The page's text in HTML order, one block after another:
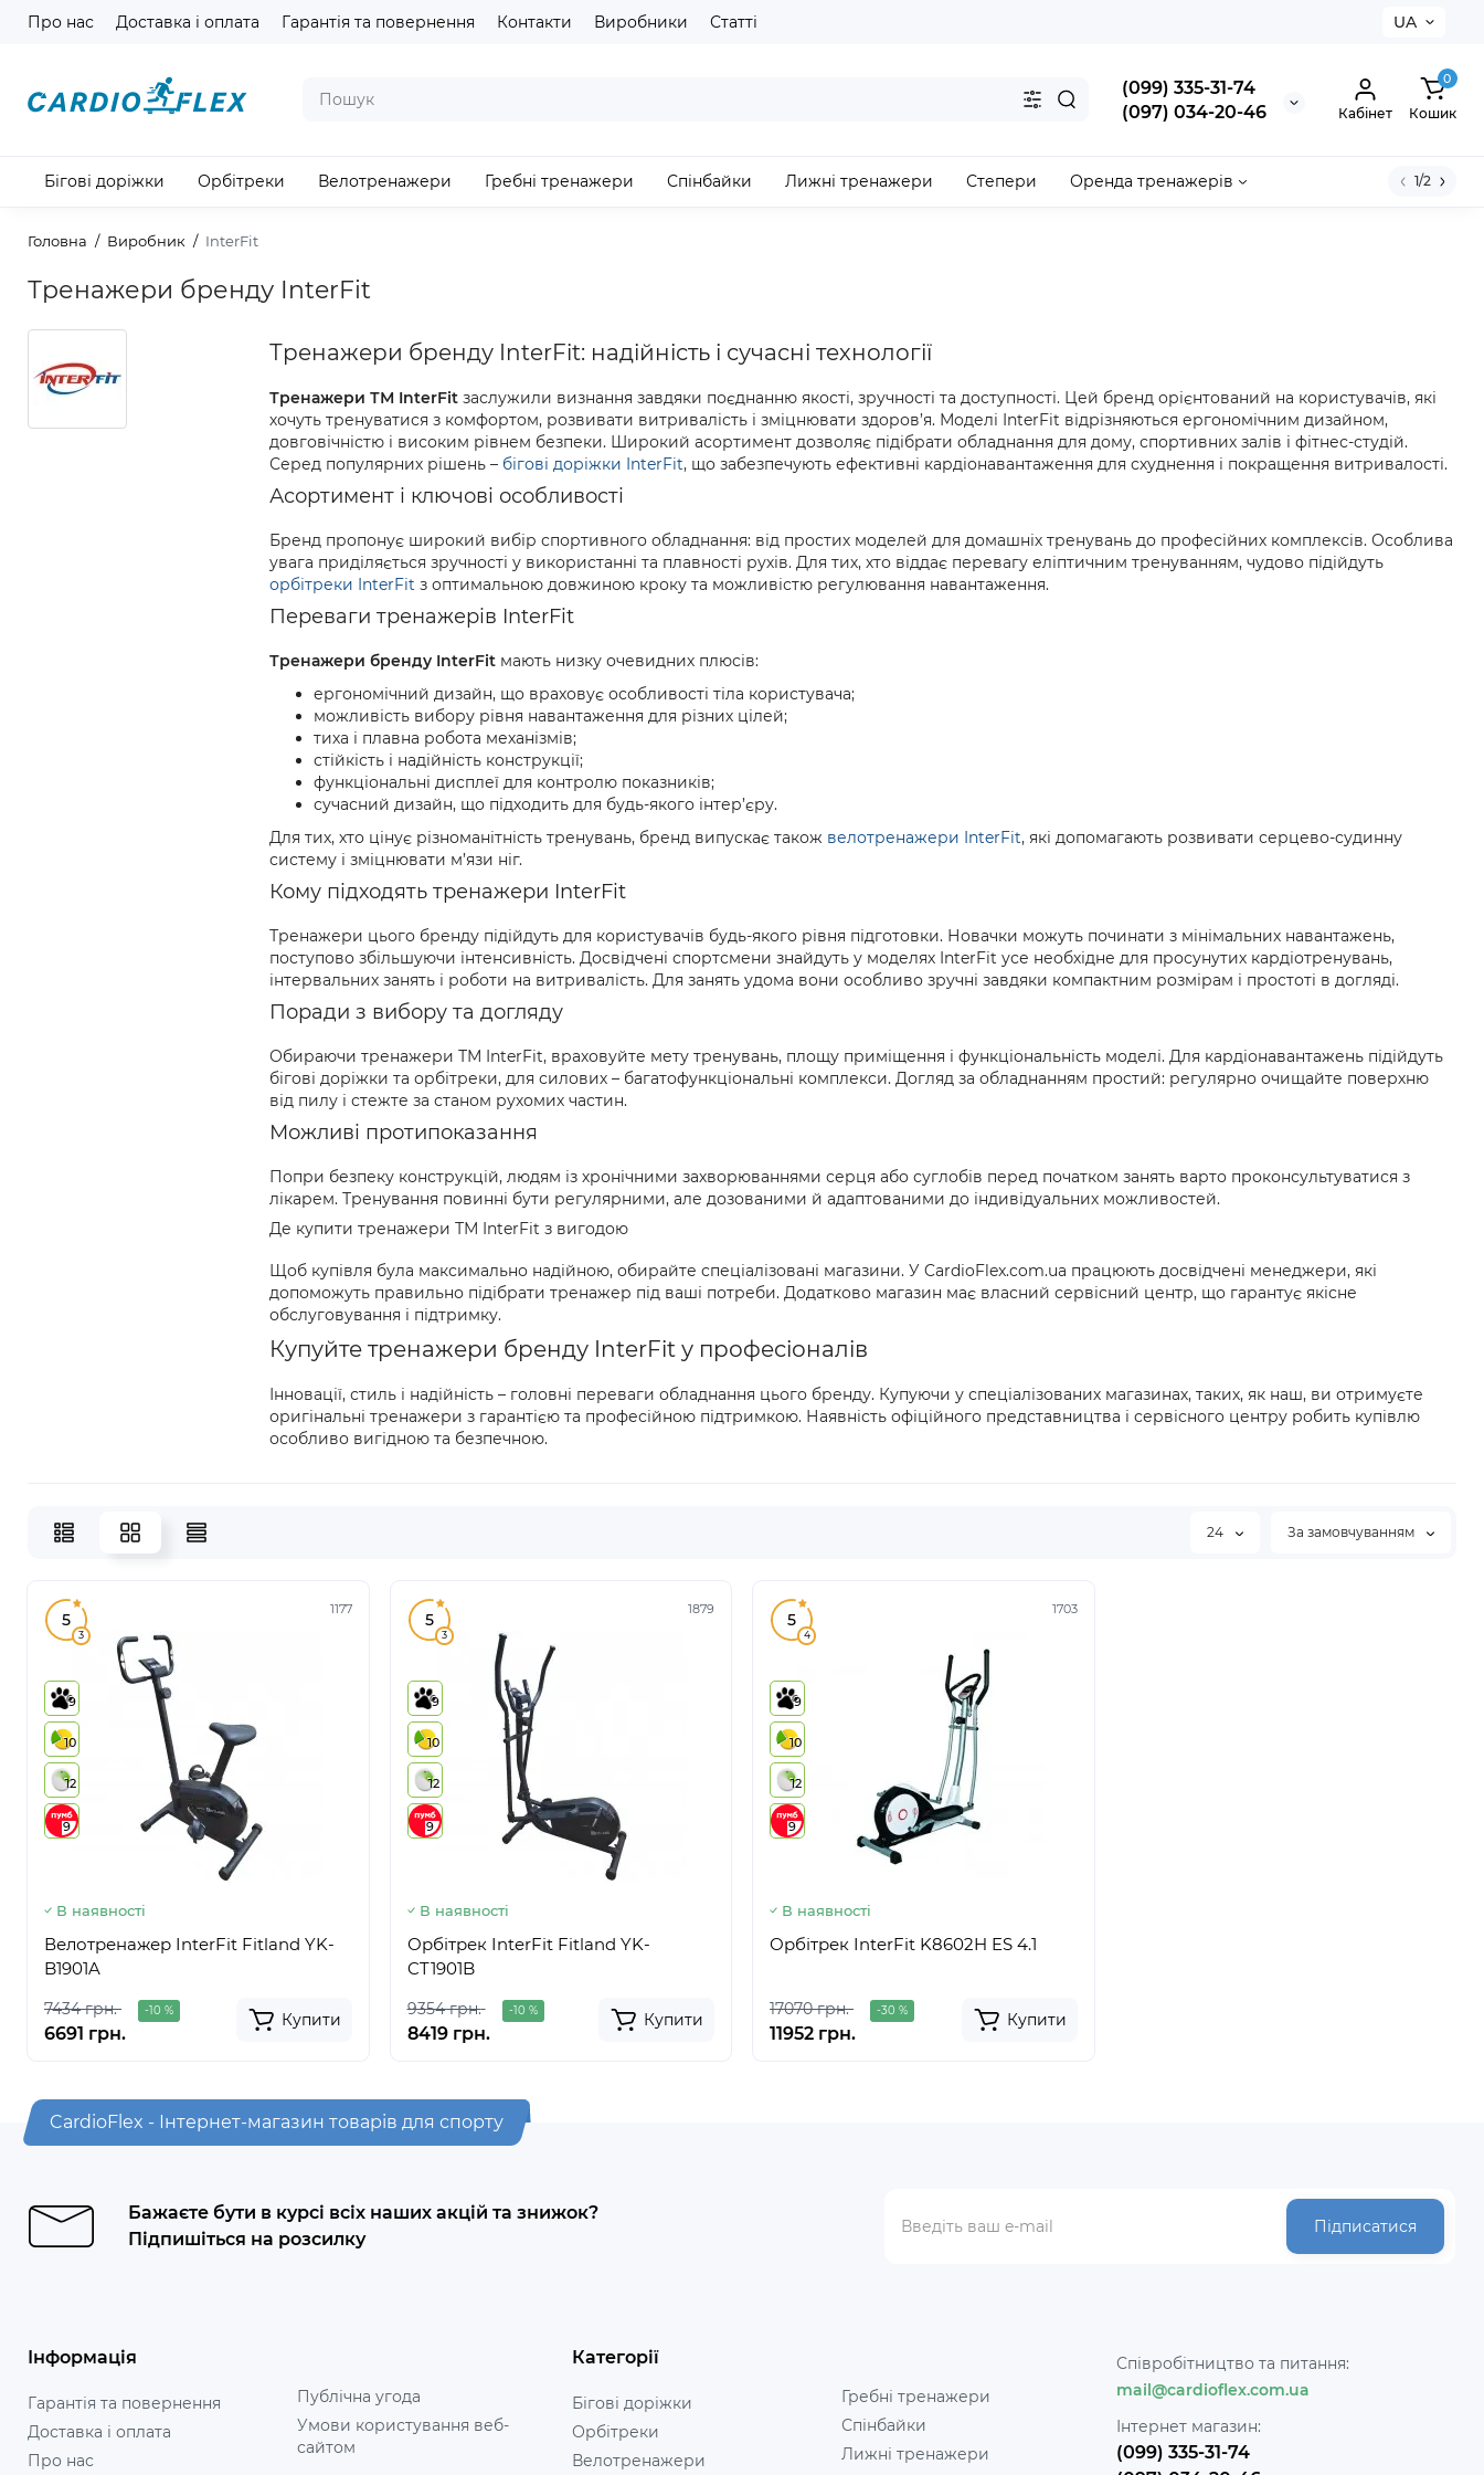
Про нас Доставка і оплата Гарантія та повернення Контакти Виробники Статті UA
(099) 335-31-74
(097) 034-20-46
Кабінет
0
Кошик
Бігові доріжки Орбітреки Велотренажери Гребні тренажери Спінбайки Лижні тренажери Степери Оренда тренажерів 1/2
Головна Виробник InterFit
Тренажери бренду InterFit
Тренажери бренду InterFit: надійність і сучасні технології
Тренажери ТМ InterFit заслужили визнання завдяки поєднанню якості, зручності та доступності. Цей бренд орієнтований на користувачів, які
хочуть тренуватися з комфортом, розвивати витривалість і зміцнювати здоров’я. Моделі InterFit відрізняються ергономічним дизайном,
довговічністю і високим рівнем безпеки. Широкий асортимент дозволяє підібрати обладнання для дому, спортивних залів і фітнес-студій.
Серед популярних рішень – бігові доріжки InterFit, що забезпечують ефективні кардіонавантаження для схуднення і покращення витривалості.
Асортимент і ключові особливості
Бренд пропонує широкий вибір спортивного обладнання: від простих моделей для домашніх тренувань до професійних комплексів. Особлива
увага приділяється зручності у використанні та плавності рухів. Для тих, хто віддає перевагу еліптичним тренуванням, чудово підійдуть
орбітреки InterFit з оптимальною довжиною кроку та можливістю регулювання навантаження.
Переваги тренажерів InterFit
Тренажери бренду InterFit мають низку очевидних плюсів:
ергономічний дизайн, що враховує особливості тіла користувача;
можливість вибору рівня навантаження для різних цілей;
тиха і плавна робота механізмів;
стійкість і надійність конструкції;
функціональні дисплеї для контролю показників;
сучасний дизайн, що підходить для будь-якого інтер’єру.
Для тих, хто цінує різноманітність тренувань, бренд випускає також велотренажери InterFit, які допомагають розвивати серцево-судинну
систему і зміцнювати м’язи ніг.
Кому підходять тренажери InterFit
Тренажери цього бренду підійдуть для користувачів будь-якого рівня підготовки. Новачки можуть починати з мінімальних навантажень,
поступово збільшуючи інтенсивність. Досвідчені спортсмени знайдуть у моделях InterFit усе необхідне для просунутих кардіотренувань,
інтервальних занять і роботи на витривалість. Для занять удома вони особливо зручні завдяки компактним розмірам і простоті в догляді.
Поради з вибору та догляду
Обираючи тренажери ТМ InterFit, враховуйте мету тренувань, площу приміщення і функціональність моделі. Для кардіонавантажень підійдуть
бігові доріжки та орбітреки, для силових – багатофункціональні комплекси. Догляд за обладнанням простий: регулярно очищайте поверхню
від пилу і стежте за станом рухомих частин.
Можливі протипоказання
Попри безпеку конструкцій, людям із хронічними захворюваннями серця або суглобів перед початком занять варто проконсультуватися з
лікарем. Тренування повинні бути регулярними, але дозованими й адаптованими до індивідуальних можливостей.
Де купити тренажери ТМ InterFit з вигодою
Щоб купівля була максимально надійною, обирайте спеціалізовані магазини. У CardioFlex.com.ua працюють досвідчені менеджери, які
допоможуть правильно підібрати тренажер під ваші потреби. Додатково магазин має власний сервісний центр, що гарантує якісне
обслуговування і підтримку.
Купуйте тренажери бренду InterFit у професіоналів
Інновації, стиль і надійність – головні переваги обладнання цього бренду. Купуючи у спеціалізованих магазинах, таких, як наш, ви отримуєте
оригінальні тренажери з гарантією та професійною підтримкою. Наявність офіційного представництва і сервісного центру робить купівлю
особливо вигідною та безпечною.
24 За замовчуванням
1177
5
3
9
10
12
9
В наявності
Велотренажер InterFit Fitland YK-
B1901A
7434 грн. -10 %
6691 грн.
Купити
1879
5
3
9
10
12
9
В наявності
Орбітрек InterFit Fitland YK-
CT1901B
9354 грн. -10 %
8419 грн.
Купити
1703
5
4
9
10
12
9
В наявності
Орбітрек InterFit K8602H ES 4.1
17070 грн. -30 %
11952 грн.
Купити
CardioFlex - Інтернет-магазин товарів для спорту
Бажаєте бути в курсі всіх наших акцій та знижок?
Підпишіться на розсилку
Підписатися
Інформація
Гарантія та повернення
Доставка і оплата
Про нас
Публічна угода
Умови користування веб-
сайтом
Категорії
Бігові доріжки
Орбітреки
Велотренажери
Гребні тренажери
Спінбайки
Лижні тренажери
Співробітництво та питання:
mail@cardioflex.com.ua
Інтернет магазин:
(099) 335-31-74